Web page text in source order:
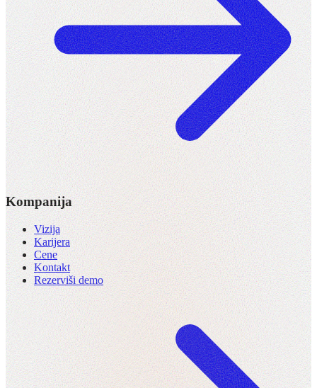
Kompanija
Vizija
Karijera
Cene
Kontakt
Rezerviši demo